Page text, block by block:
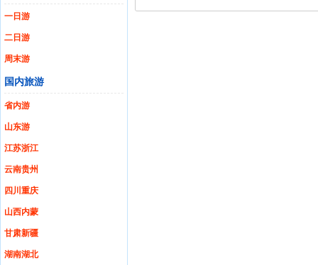
一日游
二日游
周末游
国内旅游
省内游
山东游
江苏浙江
云南贵州
四川重庆
山西内蒙
甘肃新疆
湖南湖北